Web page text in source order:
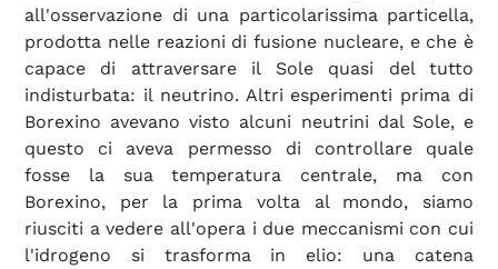
all'osservazione di una particolarissima particella,
prodotta nelle reazioni di fusione nucleare, e che è
capace di attraversare il Sole quasi del tutto
indisturbata: il neutrino. Altri esperimenti prima di
Borexino avevano visto alcuni neutrini dal Sole, e
questo ci aveva permesso di controllare quale
fosse la sua temperatura centrale, ma con
Borexino, per la prima volta al mondo, siamo
riusciti a vedere all'opera i due meccanismi con cui
l'idrogeno si trasforma in elio: una catena